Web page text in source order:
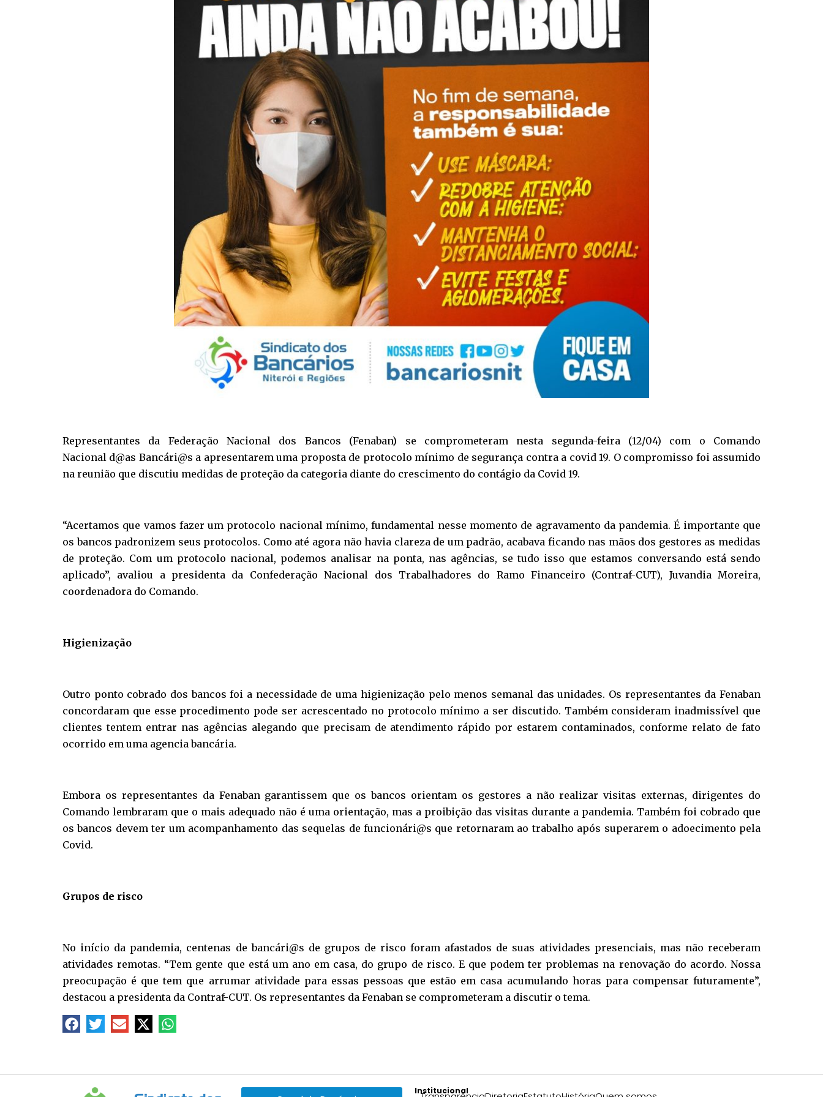
Representantes da Federação Nacional dos Bancos (Fenaban) se comprometeram nesta segunda-feira (12/04) com o Comando
Nacional d@as Bancári@s a apresentarem uma proposta de protocolo mínimo de segurança contra a covid 19. O compromisso foi assumido
na reunião que discutiu medidas de proteção da categoria diante do crescimento do contágio da Covid 19.
“Acertamos que vamos fazer um protocolo nacional mínimo, fundamental nesse momento de agravamento da pandemia. É importante que
os bancos padronizem seus protocolos. Como até agora não havia clareza de um padrão, acabava ficando nas mãos dos gestores as medidas
de proteção. Com um protocolo nacional, podemos analisar na ponta, nas agências, se tudo isso que estamos conversando está sendo
aplicado”, avaliou a presidenta da Confederação Nacional dos Trabalhadores do Ramo Financeiro (Contraf-CUT), Juvandia Moreira,
coordenadora do Comando.
Higienização
Outro ponto cobrado dos bancos foi a necessidade de uma higienização pelo menos semanal das unidades. Os representantes da Fenaban
concordaram que esse procedimento pode ser acrescentado no protocolo mínimo a ser discutido. Também consideram inadmissível que
clientes tentem entrar nas agências alegando que precisam de atendimento rápido por estarem contaminados, conforme relato de fato
ocorrido em uma agencia bancária.
Embora os representantes da Fenaban garantissem que os bancos orientam os gestores a não realizar visitas externas, dirigentes do
Comando lembraram que o mais adequado não é uma orientação, mas a proibição das visitas durante a pandemia. Também foi cobrado que
os bancos devem ter um acompanhamento das sequelas de funcionári@s que retornaram ao trabalho após superarem o adoecimento pela
Covid.
Grupos de risco
No início da pandemia, centenas de bancári@s de grupos de risco foram afastados de suas atividades presenciais, mas não receberam
atividades remotas. “Tem gente que está um ano em casa, do grupo de risco. E que podem ter problemas na renovação do acordo. Nossa
preocupação é que tem que arrumar atividade para essas pessoas que estão em casa acumulando horas para compensar futuramente”,
destacou a presidenta da Contraf-CUT. Os representantes da Fenaban se comprometeram a discutir o tema.
Institucional